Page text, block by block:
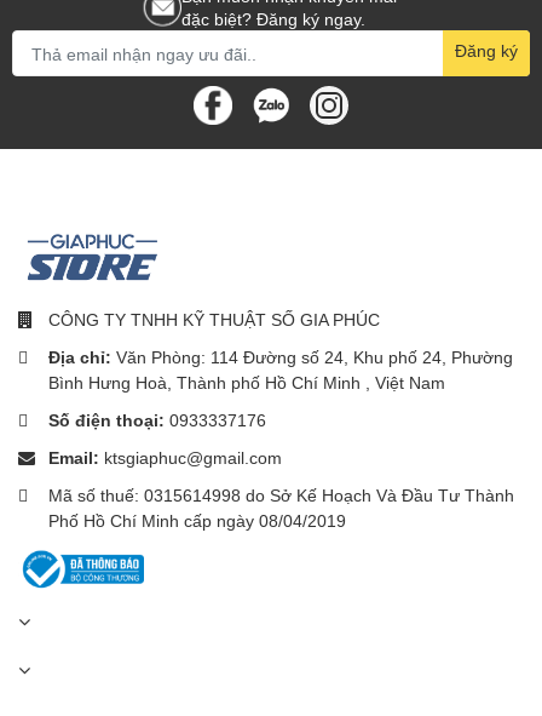
đặc biệt? Đăng ký ngay.
Đăng ký
CÔNG TY TNHH KỸ THUẬT SỐ GIA PHÚC
Địa chỉ: Văn Phòng: 114 Đường số 24, Khu phố 24, Phường
Bình Hưng Hoà, Thành phố Hồ Chí Minh , Việt Nam
Số điện thoại: 0933337176
Email: ktsgiaphuc@gmail.com
Mã số thuế: 0315614998 do Sở Kế Hoạch Và Đầu Tư Thành
Phố Hồ Chí Minh cấp ngày 08/04/2019